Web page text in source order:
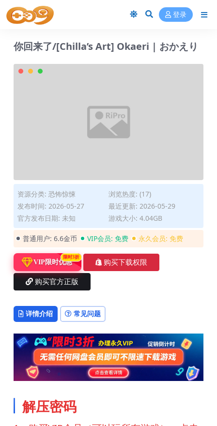
登录
你回来了/[Chilla’s Art] Okaeri | おかえり
资源分类: 恐怖惊悚
浏览热度: (17)
发布时间: 2026-05-27
最近更新: 2026-05-29
官方发布日期: 未知
游戏大小: 4.04GB
普通用户: 6.6金币 VIP会员: 免费 永久会员: 免费
VIP限时优惠
限时3折
购买下载权限
购买官方正版
详情介绍 常见问题
解压密码